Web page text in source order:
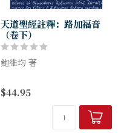
天道聖經註釋：路加福音
（卷下）
鮑維均 著
令信徒深刻並耳熟能詳的，計
有：好撒瑪利亞人，無知財主
的比喻，失羊、失錢、失子的
比喻，不義的管家，財主與拉
$44.95